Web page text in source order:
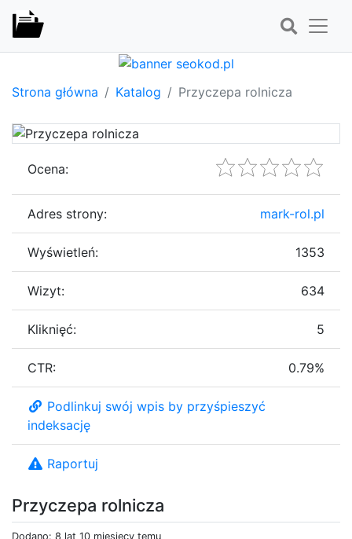
Strona główna Katalog Przyczepa rolnicza
Przyczepa rolnicza
Dodano: 8 lat 10 miesięcy temu
Ocena:
Adres strony: mark-rol.pl
Wyświetleń: 1353
Wizyt: 634
Kliknięć: 5
CTR: 0.79%
Podlinkuj swój wpis by przyśpieszyć
indeksację
Raportuj